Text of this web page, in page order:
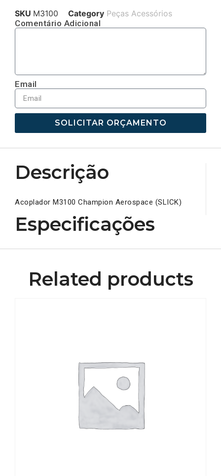
SKU M3100 Category Peças Acessórios
Comentário Adicional
Email
SOLICITAR ORÇAMENTO
Descrição
Acoplador M3100 Champion Aerospace (SLICK)
Especificações
Related products